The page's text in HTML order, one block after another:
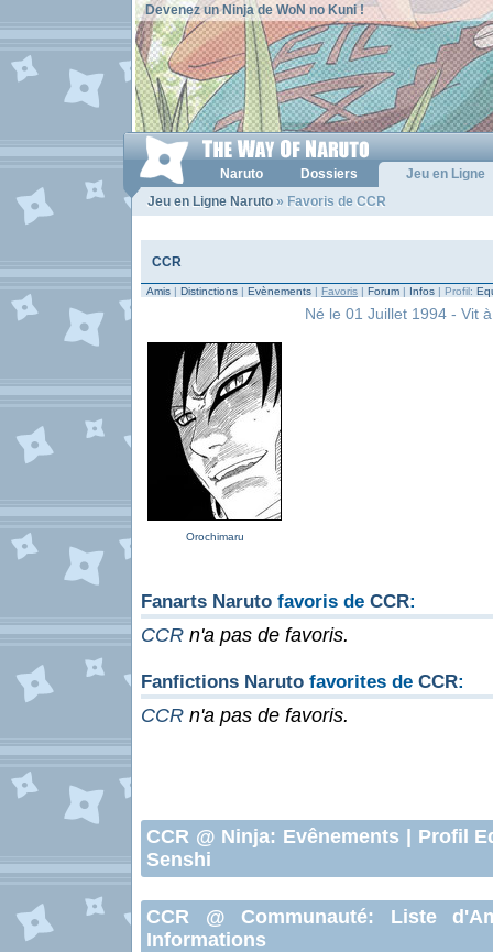
Devenez un Ninja de WoN no Kuni !
Naruto Dossiers
Jeu en Ligne
Jeu en Ligne Naruto » Favoris de CCR
CCR
Amis | Distinctions | Evènements | Favoris | Forum | Infos | Profil:
Né le 01 Juillet 1994 - Vit
Orochimaru
Fanarts Naruto favoris de CCR:
CCR n'a pas de favoris.
Fanfictions Naruto favorites de CCR:
CCR n'a pas de favoris.
CCR @ Ninja: Evênements
Profil
Senshi
CCR @ Communauté: Liste
Informations